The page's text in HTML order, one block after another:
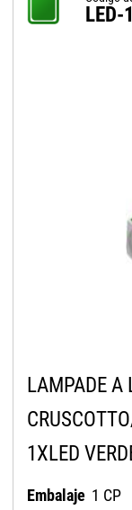
LED-
LAMPADE A
1XLED
Embalaje 1 CP